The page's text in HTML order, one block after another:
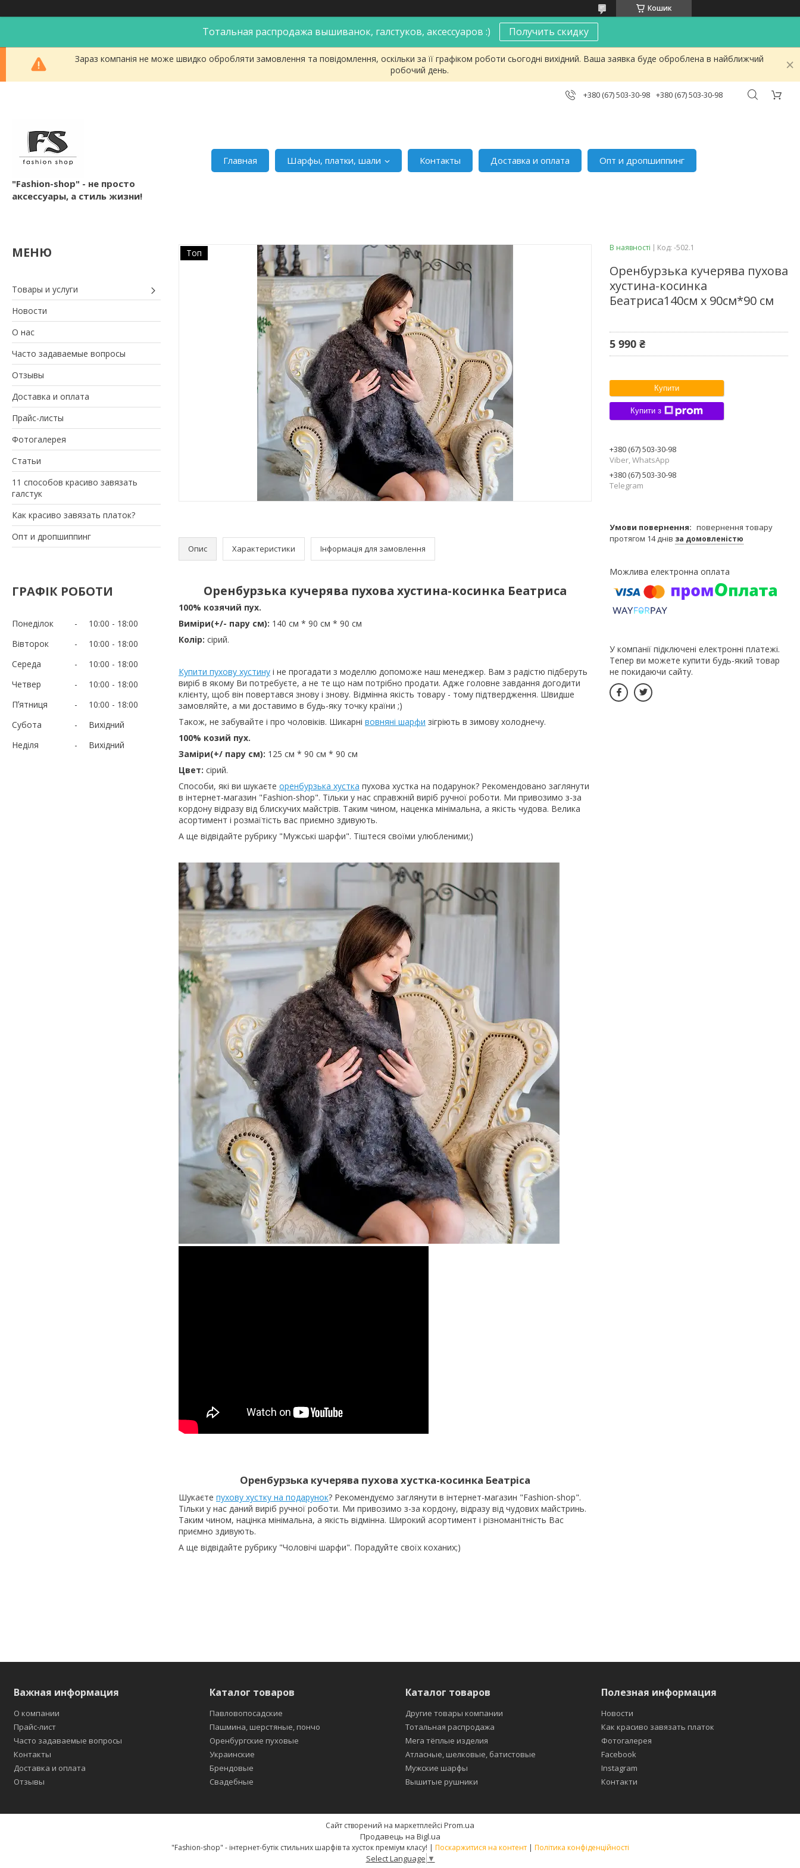
Кошик
Тотальная распродажа вышиванок, галстуков, аксессуаров :) Получить скидку
Зараз компанія не може швидко обробляти замовлення та повідомлення, оскільки за її графіком роботи сьогодні вихідний. Ваша заявка буде оброблена в найближчий
робочий день.
+380 (67) 503-30-98 +380 (67) 503-30-98
"Fashion-shop" - не просто
аксессуары, а стиль жизни!
Главная Шарфы, платки, шали Контакты Доставка и оплата Опт и дропшиппинг
Товары и услуги
Новости
О нас
Часто задаваемые вопросы
Отзывы
Доставка и оплата
Прайс-листы
Фотогалерея
Статьи
11 способов красиво завязать
галстук
Как красиво завязать платок?
Опт и дропшиппинг
ГРАФІК РОБОТИ
Понеділок 10:00
18:00
Вівторок
10:00
18:00
Середа
10:00
18:00
Четвер
10:00
18:00
Пʼятниця
10:00
18:00
Субота
Вихідний
Неділя
Вихідний
Топ
Опис Характеристики Інформація для замовлення
Оренбурзька кучерява пухова хустина-косинка Беатриса
100% козячий пух.
Виміри(+/- пару см): 140 см * 90 см * 90 см
Колір: сірий.
Купити пухову хустину і не прогадати з моделлю допоможе наш менеджер. Вам з радістю підберуть
виріб в якому Ви потребуєте, а не те що нам потрібно продати. Адже головне завдання догодити
клієнту, щоб він повертався знову і знову. Відмінна якість товару - тому підтвердження. Швидше
замовляйте, а ми доставимо в будь-яку точку країни ;)
Також, не забувайте і про чоловіків. Шикарні вовняні шарфи зігріють в зимову холоднечу.
100% козий пух.
Заміри(+/ пару см): 125 см * 90 см * 90 см
Цвет: сірий.
Способи, які ви шукаєте оренбурзька хустка пухова хустка на подарунок? Рекомендовано заглянути
в інтернет-магазин "Fashion-shop". Тільки у нас справжній виріб ручної роботи. Ми привозимо з-за
кордону відразу від блискучих майстрів. Таким чином, наценка мінімальна, а якість чудова. Велика
асортимент і розмаїтість вас приємно здивують.
А ще відвідайте рубрику "Мужські шарфи". Тіштеся своїми улюбленими;)
Оренбурзька кучерява пухова хустка-косинка Беатріса
Шукаєте пухову хустку на подарунок? Рекомендуємо заглянути в інтернет-магазин "Fashion-shop".
Тільки у нас даний виріб ручної роботи. Ми привозимо з-за кордону, відразу від чудових майстринь.
Таким чином, націнка мінімальна, а якість відмінна. Широкий асортимент і різноманітність Вас
приємно здивують.
А ще відвідайте рубрику "Чоловічі шарфи". Порадуйте своїх коханих;)
В наявності Код: -502.1
Оренбурзька кучерява пухова
хустина-косинка
Беатриса140см х 90см*90 см
5 990 ₴
Купити
Купити з
+380 (67) 503-30-98
Viber, WhatsApp
+380 (67) 503-30-98
Telegram
повернення товару
протягом 14 днів за домовленістю
У компанії підключені електронні платежі.
Тепер ви можете купити будь-який товар
не покидаючи сайту.
Важная информация
О компании
Прайс-лист
Часто задаваемые вопросы
Контакты
Доставка и оплата
Отзывы
Каталог товаров
Павловопосадские
Пашмина, шерстяные, пончо
Оренбургские пуховые
Украинские
Брендовые
Свадебные
Каталог товаров
Другие товары компании
Тотальная распродажа
Мега тёплые изделия
Атласные, шелковые, батистовые
Мужские шарфы
Вышитые рушники
Полезная информация
Новости
Как красиво завязать платок
Фотогалерея
Facebook
Instagram
Контакти
Сайт створений на маркетплейсі Prom.ua
Продавець на Bigl.ua
"Fashion-shop" - інтернет-бутік стильних шарфів та хусток преміум класу! | Поскаржитися на контент | Політика конфіденційності
Select Language ▼